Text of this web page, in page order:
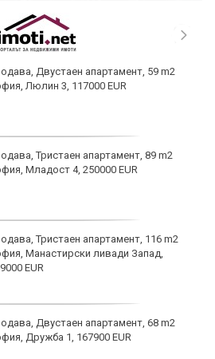
Двустаен апартамент, 59 m2
Люлин 3, 117000 EUR
Тристаен апартамент, 89 m2
Младост 4, 250000 EUR
Тристаен апартамент, 116 m2
Манастирски ливади Запад,
EUR
Двустаен апартамент, 68 m2
Дружба 1, 167900 EUR